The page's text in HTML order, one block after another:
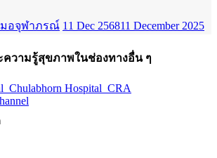
อจุฬาภรณ์ 11 Dec 256811 December 2025
ความรู้สุขภาพในช่องทางอื่น ๆ
Chulabhorn Hospital CRA